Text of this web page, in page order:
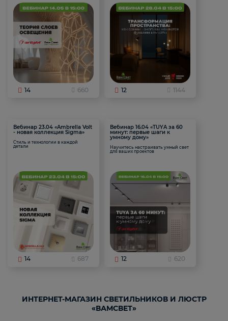
14 660 12 1144
Вебинар 23.04 «Ambrella Volt
- новая коллекция Sigma»
Стиль и технологии в каждой
детали
14 687
Вебинар 16.04 «TUYA за 60
минут: первые шаги к
умному дому»
Научитесь настраивать умный свет
для ваших проектов
12 620
ИНТЕРНЕТ-МАГАЗИН СВЕТИЛЬНИКОВ И ЛЮСТР
«ВАМСВЕТ»